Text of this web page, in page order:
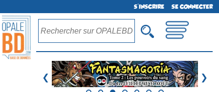
S'INSCRIRE SE CONNECTER
❮ ❯